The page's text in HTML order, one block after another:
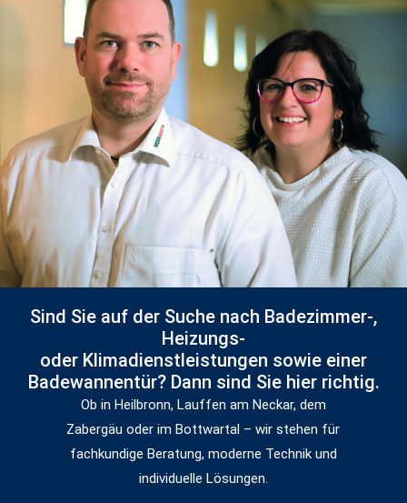
Sind Sie auf der Suche nach Badezimmer-,
Heizungs-
oder Klimadienstleistungen sowie einer
Badewannentür? Dann sind Sie hier richtig.
Ob in Heilbronn, Lauffen am Neckar, dem
Zabergäu oder im Bottwartal – wir stehen für
fachkundige Beratung, moderne Technik und
individuelle Lösungen.